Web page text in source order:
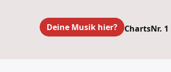
Deine Musik hier? ChartsNr.